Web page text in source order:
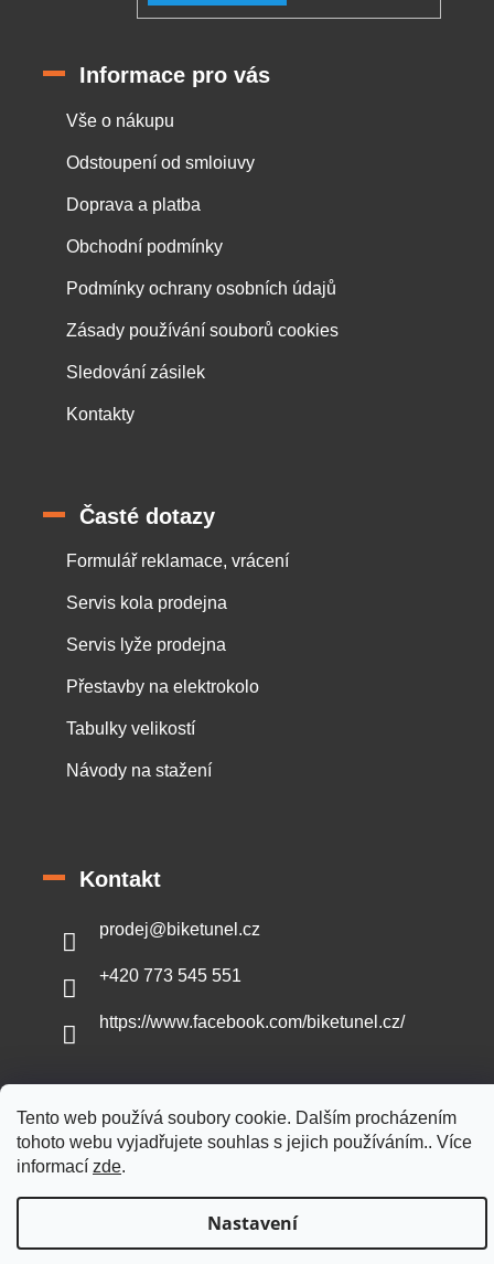
Tento web používá soubory cookie. Dalším procházením
tohoto webu vyjadřujete souhlas s jejich používáním.. Více
informací zde.
Nastavení
Informace pro vás
Vše o nákupu
Odstoupení od smloiuvy
Doprava a platba
Obchodní podmínky
Podmínky ochrany osobních údajů
Zásady používání souborů cookies
Sledování zásilek
Kontakty
Časté dotazy
Formulář reklamace, vrácení
Servis kola prodejna
Servis lyže prodejna
Přestavby na elektrokolo
Tabulky velikostí
Návody na stažení
Kontakt
prodej@biketunel.cz
+420 773 545 551
https://www.facebook.com/biketunel.cz/
Vytvořil Shoptet